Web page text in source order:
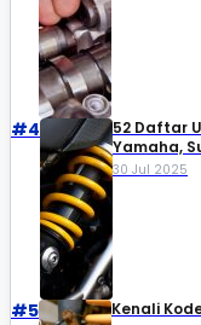
#4
52 Daftar
Yamaha,
30 Jul 2025
#5 Kenali